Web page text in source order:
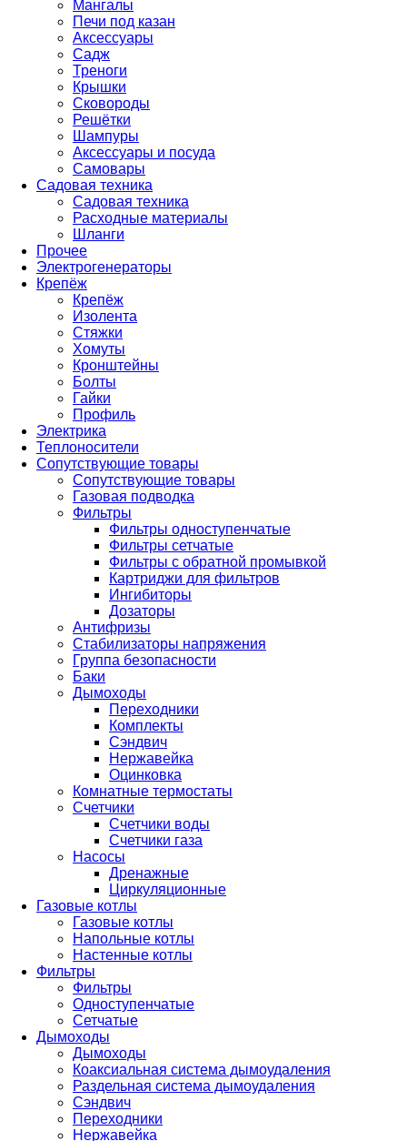
Мангалы
Печи под казан
Аксессуары
Садж
Треноги
Крышки
Сковороды
Решётки
Шампуры
Аксессуары и посуда
Самовары
Садовая техника
Садовая техника
Расходные материалы
Шланги
Прочее
Электрогенераторы
Крепёж
Крепёж
Изолента
Стяжки
Хомуты
Кронштейны
Болты
Гайки
Профиль
Электрика
Теплоносители
Сопутствующие товары
Сопутствующие товары
Газовая подводка
Фильтры
Фильтры одноступенчатые
Фильтры сетчатые
Фильтры с обратной промывкой
Картриджи для фильтров
Ингибиторы
Дозаторы
Антифризы
Стабилизаторы напряжения
Группа безопасности
Баки
Дымоходы
Переходники
Комплекты
Сэндвич
Нержавейка
Оцинковка
Комнатные термостаты
Счетчики
Счетчики воды
Счетчики газа
Насосы
Дренажные
Циркуляционные
Газовые котлы
Газовые котлы
Напольные котлы
Настенные котлы
Фильтры
Фильтры
Одноступенчатые
Сетчатые
Дымоходы
Дымоходы
Коаксиальная система дымоудаления
Раздельная система дымоудаления
Сэндвич
Переходники
Нержавейка